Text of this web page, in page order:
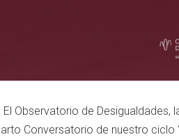
El Observatorio de Desigualdades,
Conversatorio de nuestro ciclo